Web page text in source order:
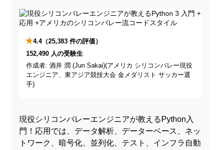
★4.4（25,383 件の評価）
152,490 人の受験生
作成者: 酒井 潤 (Jun Sakai)(アメリカ シリコンバレー現役
エンジニア、東アジア競技大会 金メダリスト サッカー選
手)
現役シリコンバレーエンジニアが教えるPython入
門！応用では、データ解析、データーベース、ネッ
トワーク、暗号化、並列化、テスト、インフラ自動